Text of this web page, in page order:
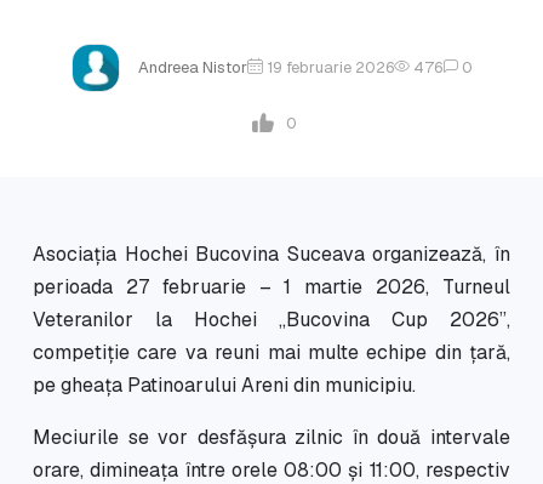
Andreea Nistor 19 februarie 2026 476 0
0
Asociația Hochei Bucovina Suceava organizează, în
perioada 27 februarie – 1 martie 2026, Turneul
Veteranilor la Hochei „Bucovina Cup 2026”,
competiție care va reuni mai multe echipe din țară,
pe gheața Patinoarului Areni din municipiu.
Meciurile se vor desfășura zilnic în două intervale
orare, dimineața între orele 08:00 și 11:00, respectiv